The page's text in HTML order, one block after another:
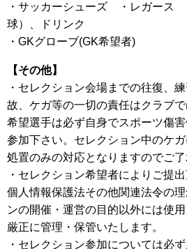
・サッカーシューズ ・レガース
球）、ドリンク
・GKグローブ(GK希望者)
【その他】
・セレクション会場までの往復、
故、ケガ等の一切の責任はクラブ
希望選手は必ず自身でスポーツ傷
参加下さい。セレクション中のケ
処置のみの対応となりますのでご了
・セレクション希望者によりご提
個人情報保護法その他関連法令の
ンの開催・運営の目的以外には使用
厳正に管理・保管いたします。
・セレクション参加については必